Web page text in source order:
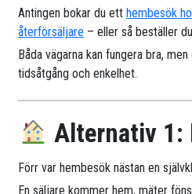
Antingen bokar du etthembesök
återförsäljare – eller så beställer
Båda vägarna kan fungera bra,
tidsåtgång och enkelhet.
Alternativ 1:
Förr var hembesök nästan en
En säljare kommer hem, mäter